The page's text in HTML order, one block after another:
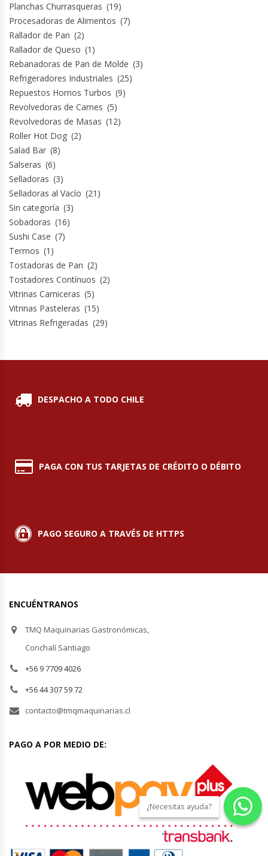
Planchas Churrasqueras (19)
Procesadoras de Alimentos (7)
Rallador de Pan (2)
Rallador de Queso (1)
Rebanadoras de Pan de Molde (3)
Refrigeradores Industriales (25)
Repuestos Hornos Turbos (9)
Revolvedoras de Carnes (5)
Revolvedoras de Masas (12)
Roller Hot Dog (2)
Salad Bar (8)
Salseras (6)
Selladoras (3)
Selladoras al Vacío (21)
Sin categoría (3)
Sobadoras (16)
Sushi Case (7)
Termos (1)
Tostadoras de Pan (2)
Tostadores Contínuos (2)
Vitrinas Carniceras (5)
Vitrinas Pasteleras (15)
Vitrinas Refrigeradas (29)
DESPACHO A TODO CHILE
PAGA CON TUS TARJETAS DE CRÉDITO O DÉBITO
PAGO SEGURO A TRAVÉS DE HTTPS
ENCUÉNTRANOS
TMQ Maquinarias Gastronómicas,
Conchalí Santiago
+56 9 7709 4026
+56 44 307 59 72
contacto@tmqmaquinarias.cl
PAGO A POR MEDIO DE:
¿Necesitas ayuda?